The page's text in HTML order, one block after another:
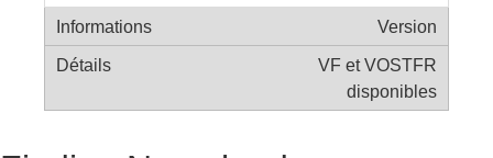
Version
VF et VOSTFR
disponibles